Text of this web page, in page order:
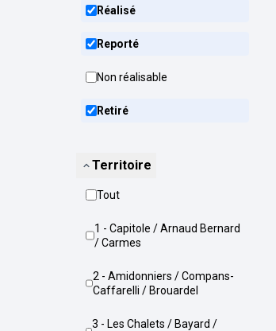
Réalisé
Reporté
Non réalisable
Retiré
Territoire
Tout
1 - Capitole / Arnaud Bernard
/ Carmes
2 - Amidonniers / Compans-
Caffarelli / Brouardel
3 - Les Chalets / Bayard /